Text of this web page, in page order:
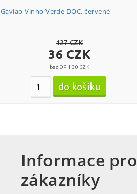
Gaviao Vinho Verde DOC. červené
127 CZK
36 CZK
bez DPH 30 CZK
Informace pro
zákazníky